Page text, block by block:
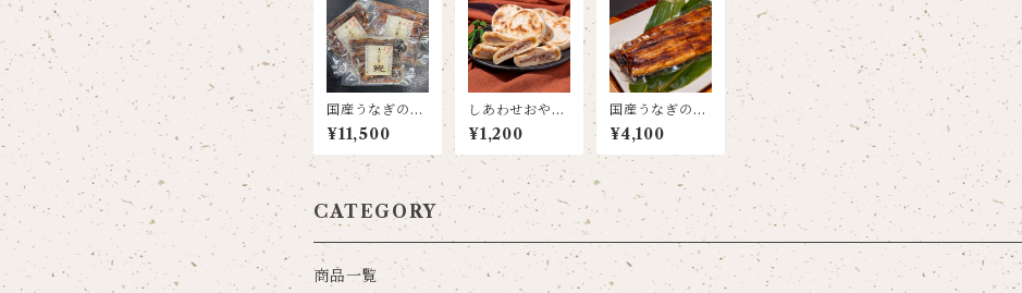
国産うなぎの蒲
焼き (タレ･山椒
付き) 3尾セット
¥11,500
しあわせおやき
(プレーン) 3個
入り
¥1,200
国産うなぎの蒲
焼き (タレ･山椒
付き) 1尾
¥4,100
CATEGORY
商品一覧